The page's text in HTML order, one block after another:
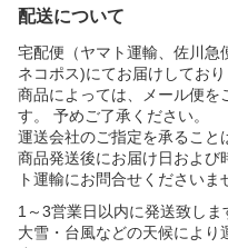
配送について
宅配便（ヤマト運輸、佐川急
ネコポス)にてお届けしており
商品によっては、メール便を
す。 予めご了承ください。
運送会社のご指定を承ること
商品発送後にお届け日および
ト運輸にお問合せくださいま
1～3営業日以内に発送致しま
大雪・台風などの天候により